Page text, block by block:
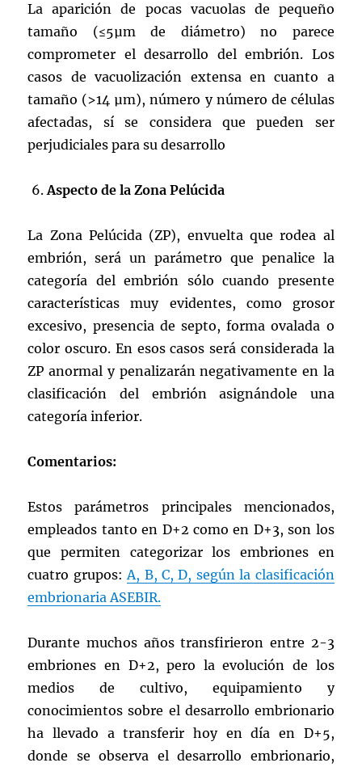
La aparición de pocas vacuolas de pequeño
tamaño (≤5µm de diámetro) no parece
comprometer el desarrollo del embrión. Los
casos de vacuolización extensa en cuanto a
tamaño (>14 µm), número y número de células
afectadas, sí se considera que pueden ser
perjudiciales para su desarrollo
Aspecto de la Zona Pelúcida
La Zona Pelúcida (ZP), envuelta que rodea al
embrión, será un parámetro que penalice la
categoría del embrión sólo cuando presente
características muy evidentes, como grosor
excesivo, presencia de septo, forma ovalada o
color oscuro. En esos casos será considerada la
ZP anormal y penalizarán negativamente en la
clasificación del embrión asignándole una
categoría inferior.
Comentarios:
Estos parámetros principales mencionados,
empleados tanto en D+2 como en D+3, son los
que permiten categorizar los embriones en
cuatro grupos:A, B, C, D, según la clasificación
embrionaria ASEBIR.
Durante muchos años transfirieron entre 2-3
embriones en D+2, pero la evolución de los
medios de cultivo, equipamiento y
conocimientos sobre el desarrollo embrionario
ha llevado a transferir hoy en día en D+5,
donde se observa el desarrollo embrionario,